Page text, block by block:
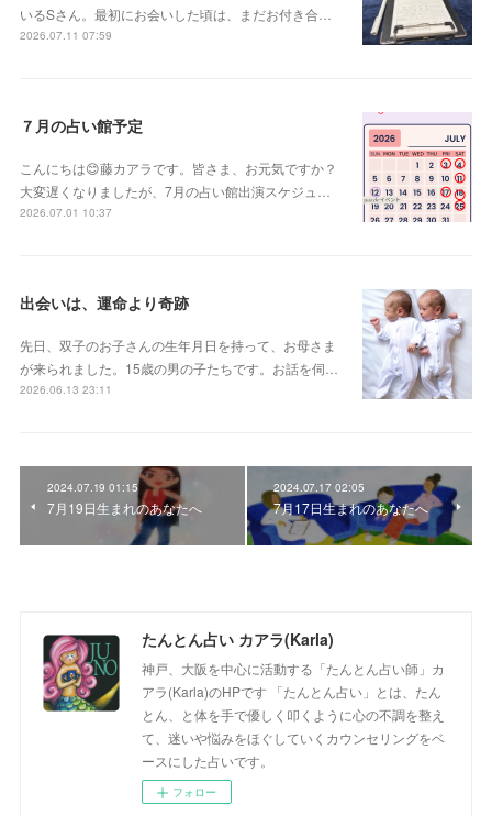
いるSさん。最初にお会いした頃は、まだお付き合…
2026.07.11 07:59
７月の占い館予定
こんにちは😊藤カアラです。皆さま、お元気ですか？
大変遅くなりましたが、7月の占い館出演スケジュ…
2026.07.01 10:37
出会いは、運命より奇跡
先日、双子のお子さんの生年月日を持って、お母さま
が来られました。15歳の男の子たちです。お話を伺…
2026.06.13 23:11
2024.07.19 01:15
7月19日生まれのあなたへ
2024.07.17 02:05
7月17日生まれのあなたへ
たんとん占い カアラ(Karla)
神戸、大阪を中心に活動する「たんとん占い師」カ
アラ(Karla)のHPです 「たんとん占い」とは、たん
とん、と体を手で優しく叩くように心の不調を整え
て、迷いや悩みをほぐしていくカウンセリングをベ
ースにした占いです。
フォロー